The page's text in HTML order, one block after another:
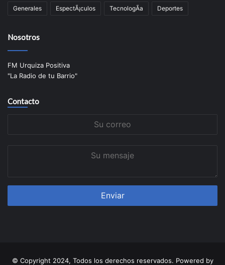
Generales EspectÃ¡culos TecnologÃ­a Deportes
Nosotros
FM Urquiza Positiva
"La Radio de tu Barrio"
Contacto
© Copyright 2024, Todos los derechos reservados. Powered by